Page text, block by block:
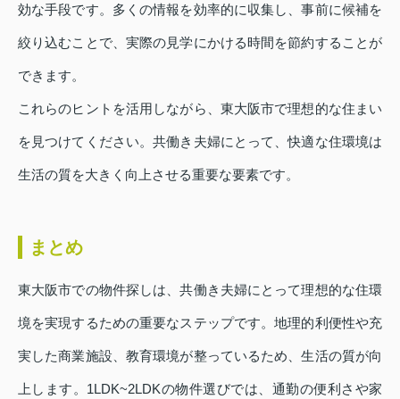
効な手段です。多くの情報を効率的に収集し、事前に候補を
絞り込むことで、実際の見学にかける時間を節約することが
できます。
これらのヒントを活用しながら、東大阪市で理想的な住まい
を見つけてください。共働き夫婦にとって、快適な住環境は
生活の質を大きく向上させる重要な要素です。
まとめ
東大阪市での物件探しは、共働き夫婦にとって理想的な住環
境を実現するための重要なステップです。地理的利便性や充
実した商業施設、教育環境が整っているため、生活の質が向
上します。1LDK~2LDKの物件選びでは、通勤の便利さや家